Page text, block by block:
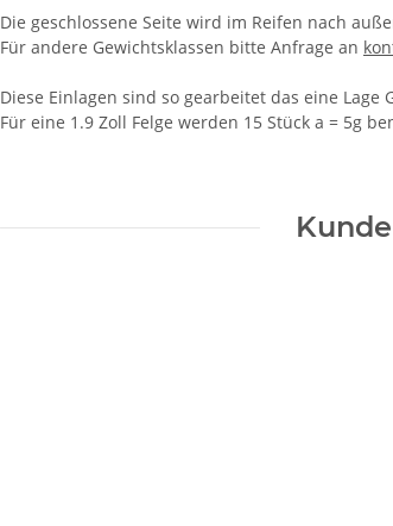
Die geschlossene Seite wird im Reifen nach
Für andere Gewichtsklassen bitte Anfrage an
Diese Einlagen sind so gearbeitet das eine Lage
Für eine 1.9 Zoll Felge werden 15 Stück a = 5g